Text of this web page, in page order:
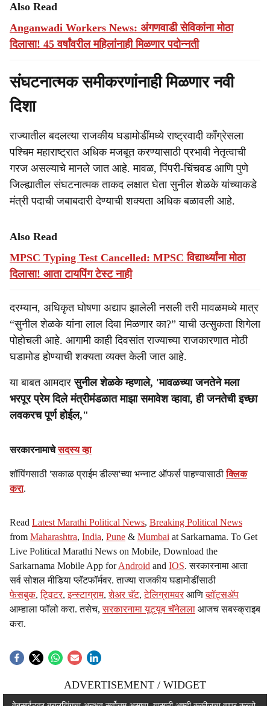
Also Read
Anganwadi Workers News: अंगणवाडी सेविकांना मोठा
दिलासा! 45 वर्षांवरील महिलांनाही मिळणार पदोन्नती
संघटनात्मक समीकरणांनाही मिळणार नवी
दिशा
राज्यातील बदलत्या राजकीय घडामोडींमध्ये राष्ट्रवादी काँग्रेसला
पश्चिम महाराष्ट्रात अधिक मजबूत करण्यासाठी प्रभावी नेतृत्वाची
गरज असल्याचे मानले जात आहे. मावळ, पिंपरी-चिंचवड आणि पुणे
जिल्ह्यातील संघटनात्मक ताकद लक्षात घेता सुनील शेळके यांच्याकडे
मंत्री पदाची जबाबदारी देण्याची शक्यता अधिक बळावली आहे.
Also Read
MPSC Typing Test Cancelled: MPSC विद्यार्थ्यांना मोठा
दिलासा! आता टायपिंग टेस्ट नाही
दरम्यान, अधिकृत घोषणा अद्याप झालेली नसली तरी मावळमध्ये मात्र
“सुनील शेळके यांना लाल दिवा मिळणार का?” याची उत्सुकता शिगेला
पोहोचली आहे. आगामी काही दिवसांत राज्याच्या राजकारणात मोठी
घडामोड होण्याची शक्यता व्यक्त केली जात आहे.
या बाबत आमदारसुनील शेळके म्हणाले, 'मावळच्या जनतेने मला
भरपूर प्रेम दिले मंत्रीमंडळात माझा समावेश व्हावा, ही जनतेची इच्छा
लवकरच पूर्ण होईल,"
सरकारनामाचेसदस्य व्हा
शॉपिंगसाठी 'सकाळ प्राईम डील्स'च्या भन्नाट ऑफर्स पाहण्यासाठीक्लिक
करा.
Read Latest Marathi Political News, Breaking Political News
from Maharashtra, India, Pune & Mumbai at Sarkarnama. To Get
Live Political Marathi News on Mobile, Download the
Sarkarnama Mobile App forAndroid and IOS. सरकारनामा आता
सर्व सोशल मीडिया प्लॅटफॉर्मवर. ताज्या राजकीय घडामोडींसाठी
फेसबुक,ट्विटर,इन्स्टाग्राम,शेअर चॅट,टेलिग्रामवर आणिव्हॉट्सॲप
आम्हाला फॉलो करा. तसेच,सरकारनामा यूट्यूब चॅनेलला आजच सबस्क्राइब
करा.
ADVERTISEMENT / WIDGET